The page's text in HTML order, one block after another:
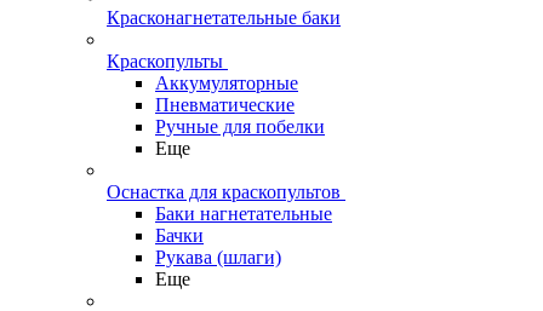
Красконагнетательные баки
Краскопульты
Аккумуляторные
Пневматические
Ручные для побелки
Еще
Оснастка для краскопультов
Баки нагнетательные
Бачки
Рукава (шлаги)
Еще